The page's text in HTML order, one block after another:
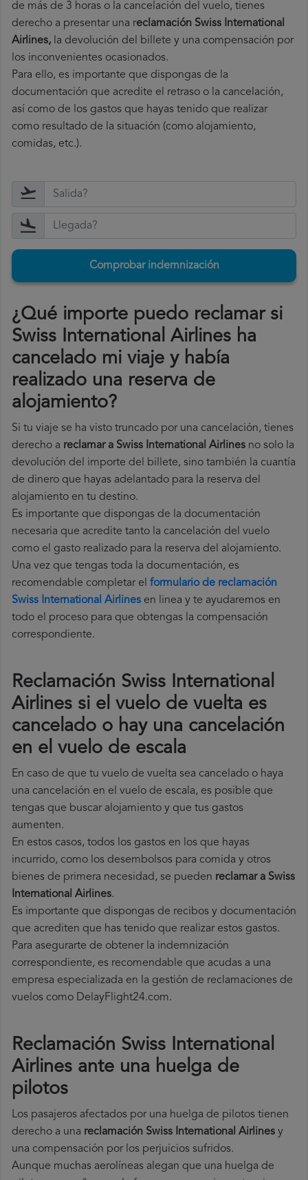
de más de 3 horas o la cancelación del vuelo, tienes
derecho a presentar una reclamación Swiss International
Airlines, la devolución del billete y una compensación por
los inconvenientes ocasionados.
Para ello, es importante que dispongas de la
documentación que acredite el retraso o la cancelación,
así como de los gastos que hayas tenido que realizar
como resultado de la situación (como alojamiento,
comidas, etc.).
Comprobar indemnización
¿Qué importe puedo reclamar si
Swiss International Airlines ha
cancelado mi viaje y había
realizado una reserva de
alojamiento?
Si tu viaje se ha visto truncado por una cancelación, tienes
derecho a reclamar a Swiss International Airlines no solo la
devolución del importe del billete, sino también la cuantía
de dinero que hayas adelantado para la reserva del
alojamiento en tu destino.
Es importante que dispongas de la documentación
necesaria que acredite tanto la cancelación del vuelo
como el gasto realizado para la reserva del alojamiento.
Una vez que tengas toda la documentación, es
recomendable completar el formulario de reclamación
Swiss International Airlines en linea y te ayudaremos en
todo el proceso para que obtengas la compensación
correspondiente.
Reclamación Swiss International
Airlines si el vuelo de vuelta es
cancelado o hay una cancelación
en el vuelo de escala
En caso de que tu vuelo de vuelta sea cancelado o haya
una cancelación en el vuelo de escala, es posible que
tengas que buscar alojamiento y que tus gastos
aumenten.
En estos casos, todos los gastos en los que hayas
incurrido, como los desembolsos para comida y otros
bienes de primera necesidad, se pueden reclamar a Swiss
International Airlines.
Es importante que dispongas de recibos y documentación
que acrediten que has tenido que realizar estos gastos.
Para asegurarte de obtener la indemnización
correspondiente, es recomendable que acudas a una
empresa especializada en la gestión de reclamaciones de
vuelos como DelayFlight24.com.
Reclamación Swiss International
Airlines ante una huelga de
pilotos
Los pasajeros afectados por una huelga de pilotos tienen
derecho a una reclamación Swiss International Airlines y
una compensación por los perjuicios sufridos.
Aunque muchas aerolíneas alegan que una huelga de